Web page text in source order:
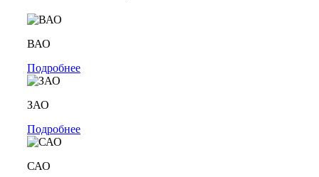
ВАО
Подробнее
ЗАО
Подробнее
САО